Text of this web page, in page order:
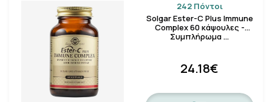
242 Πόντοι
Solgar Ester-C Plus Immune
Complex 60 κάψουλες -
Συμπλήρωμα …
24.18€